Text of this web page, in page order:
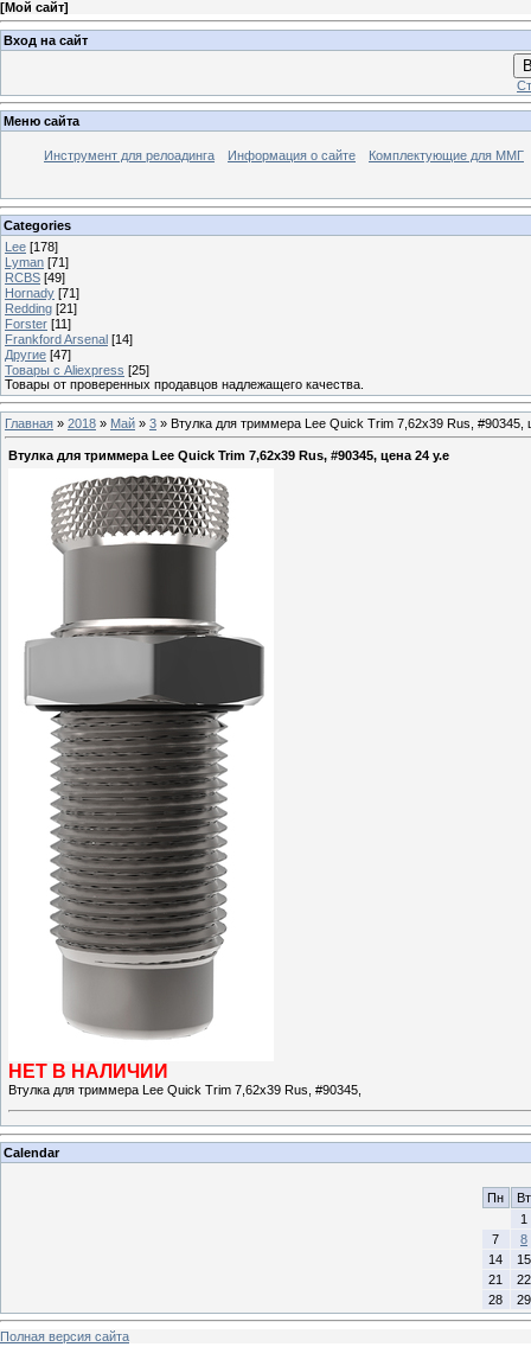
[Мой сайт]
Вход на сайт
Меню сайта
Инструмент для релоадинга Информация о сайте Комплектующие для ММГ
Categories
Lee [178]
Lyman [71]
RCBS [49]
Hornady [71]
Redding [21]
Forster [11]
Frankford Arsenal [14]
Другие [47]
Товары с Aliexpress [25]
Товары от проверенных продавцов надлежащего качества.
Главная » 2018 » Май » 3 » Втулка для триммера Lee Quick Trim 7,62х39 Rus, #90345,
Втулка для триммера Lee Quick Trim 7,62х39 Rus, #90345, цена 24 у.е
НЕТ В НАЛИЧИИ
Втулка для триммера Lee Quick Trim 7,62х39 Rus, #90345,
Calendar
Пн
Вт
1
7
8
14
15
21
22
28
29
Полная версия сайта